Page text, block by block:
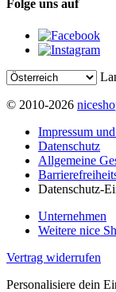
Folge uns auf
© 2010-2026
Impressum
Datenschutz
Allgemeine
Datenschutz-
Unternehmen
Weitere nice
Vertrag widerrufen
Personalisiere dein